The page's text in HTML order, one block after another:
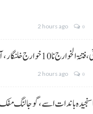
2 hours ago 0
خلنگار،آئی ایس پی آر
2 hours ago 0
سنجیدہ باندات اسے، گوجالنگ